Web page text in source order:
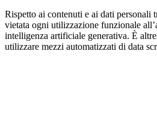
Rispetto ai contenuti e ai dati personali
vietata ogni utilizzazione funzionale
intelligenza artificiale generativa. È
utilizzare mezzi automatizzati di data